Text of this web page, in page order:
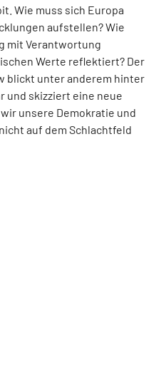
Wie muss sich Europa
aufstellen? Wie
mit Verantwortung
Werte reflektiert? Der
blickt unter anderem hinter
und skizziert eine neue
unsere Demokratie und
auf dem Schlachtfeld